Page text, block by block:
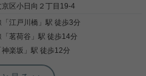
リティも安心！ 宅配ボックスで再配達の
株式会社 茗荷谷店 TEL：03-6902-5021
詳細を見る
京区小日向２丁目19-4
「江戸川橋 」駅 徒歩3分
「茗荷谷 」駅 徒歩14分
神楽坂 」駅 徒歩12分
金子瑠茄